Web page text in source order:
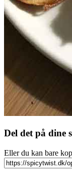
Del det på dine
Eller du kan bare